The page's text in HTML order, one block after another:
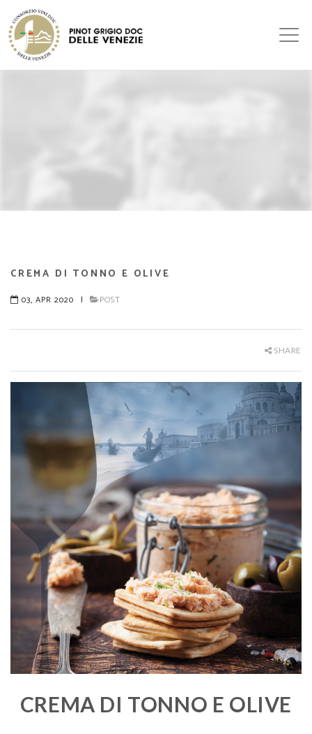
CREMA DI TONNO E OLIVE
03, APR 2020 | POST
SHARE
CREMA DI TONNO E OLIVE